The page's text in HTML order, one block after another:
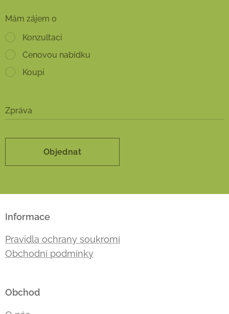
Mám zájem o
Konzultaci
Cenovou nabídku
Koupi
Zpráva
Objednat
Informace
Pravidla ochrany soukromí
Obchodní podmínky
Obchod